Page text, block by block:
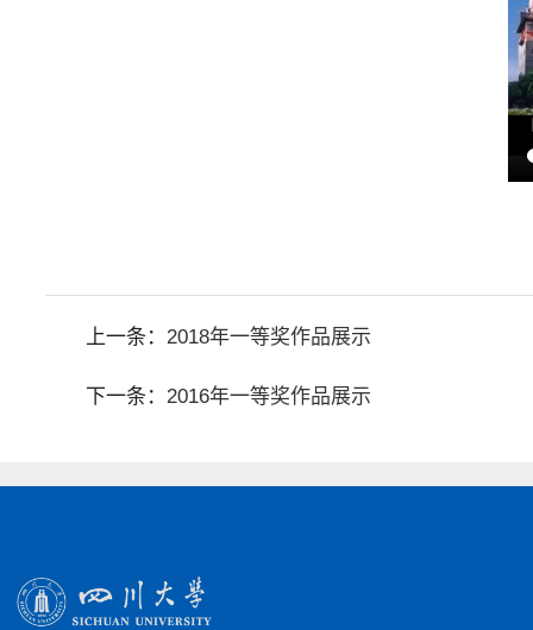
上一条： 2018年一等奖作品展示
下一条： 2016年一等奖作品展示